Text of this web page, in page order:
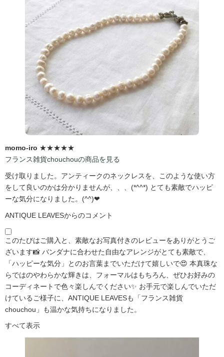
momo-iro ★★★★★
フランス雑貨chouchouの商品を見る
受け取りました。アンティークのネックレスを、このような使い方
をして良いのかは分かりませんが、、、(*^^*) とても素敵でハッピ
ーな気分になりました。(^^)❤
ANTIQUE LEAVESからのコメント
このたびはご購入と、素敵なお写真付きのレビューをありがとうご
ざいます📸 バンダナに合わせた自由なアレンジがとても素敵で、
「ハッピーな気分」とのお言葉までいただけて嬉しいで😍 本真珠な
らではのやわらかな輝きは、フォーマルはもちろん、ぜひお好みの
コーディネートで色々楽しんでください✨ お手元で楽しんでいただ
けているご様子に、ANTIQUE LEAVESも「フランス雑貨
chouchou」も温かな気持ちになりました。
すべて表示